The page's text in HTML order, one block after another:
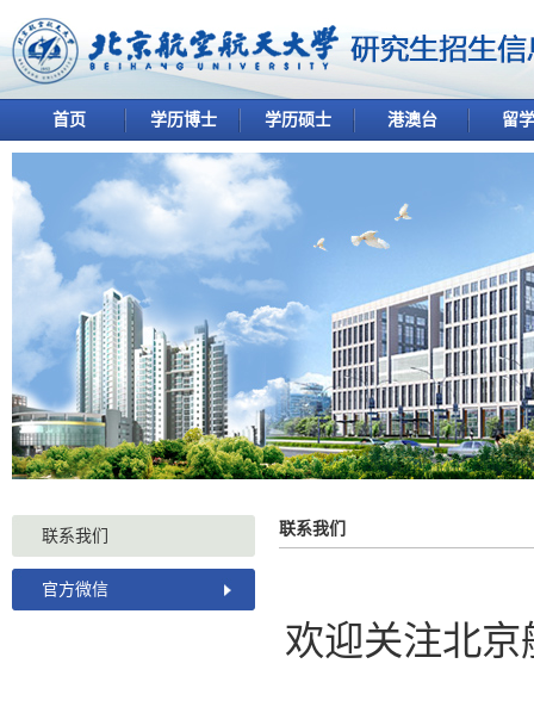
首页 学历博士 学历硕士 港澳台 留
联系我们
官方微信
联系我们
欢迎关注北